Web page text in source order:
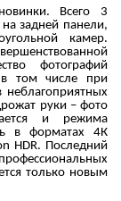
Всего 3
задней панели,
камер.
фотографий
в том числе при
руки – фото
и режима
в форматах 4К
HDR. Последний
только новым